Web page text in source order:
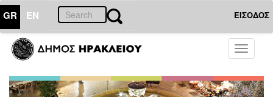
GR EN ΕΙΣΟΔΟΣ
Toggle
ΤΟΠΟΣ
ΜΑΣ
Ανακοινώσεις